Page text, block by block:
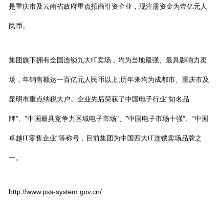
是重庆市及云南省政府重点招商引资企业，现注册资金为壹亿元人
民币。
集团旗下拥有全国连锁九大IT卖场，均为当地最强、最具影响力卖
场，年销售额达一百亿元人民币以上;历年来均为成都市、重庆市及
昆明市重点纳税大户。企业先后荣获了中国电子行业"知名品
牌"、"中国最具竞争力区域电子市场"、"中国电子市场十强"、"中国
卓越IT零售企业"等称号，目前集团为中国四大IT连锁卖场品牌之
一。
http://www.pss-system.gov.cn/